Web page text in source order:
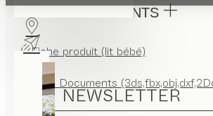
NEWSLETTER
TÉLÉCHARGEMENTS
Fiche produit (lit bébé)
CAD Documents